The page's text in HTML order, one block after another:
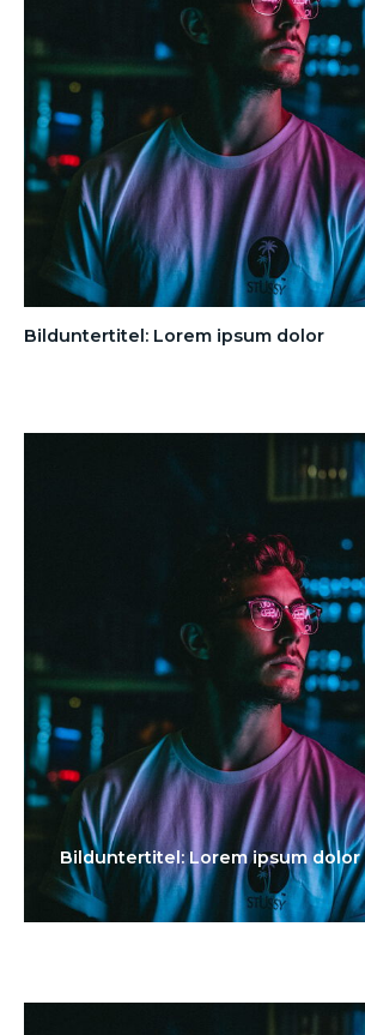
Bilduntertitel: Lorem ipsum dolor
Bilduntertitel: Lorem ipsum dolor